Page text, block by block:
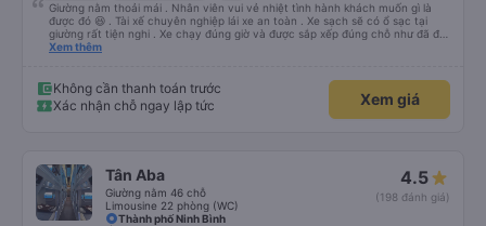
Giường nằm thoải mái . Nhân viên vui vẻ nhiệt tình hành khách muốn gì là
được đó 😆 . Tài xế chuyên nghiệp lái xe an toàn . Xe sạch sẽ có ổ sạc tại
giường rất tiện nghi . Xe chạy đúng giờ và được sắp xếp đúng chỗ như đã đặt
. Điểm 10 cho hoàng long đỏ 👍
Xem thêm
Không cần thanh toán trước
Xác nhận chỗ ngay lập tức
Xem giá
Tân Aba
Giường nằm 46 chỗ
Limousine 22 phòng (WC)
4.5
(198 đánh giá)
Thành phố Ninh Bình